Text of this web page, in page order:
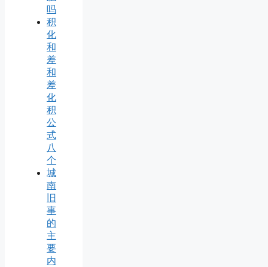
吗
积
化
和
差
和
差
化
积
公
式
八
个
城
南
旧
事
的
主
要
内